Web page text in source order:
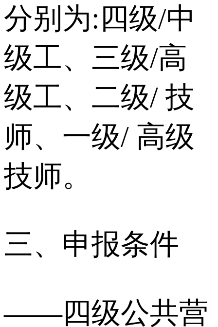
分别为:四级/中
级⼯、三级/⾼
级⼯、⼆级/ 技
师、⼀级/ ⾼级
技师。
三、申报条件
——四级公共营